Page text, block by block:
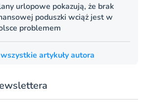
urlopowe pokazują, że brak
poduszki wciąż jest w
problemem
artykuły autora